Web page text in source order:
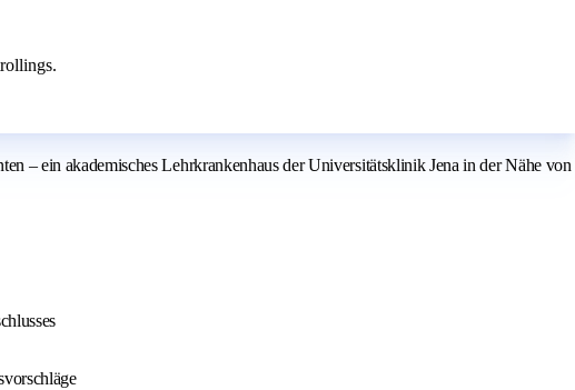
– ein akademisches Lehrkrankenhaus der Universitätsklinik Jena in der Nähe von